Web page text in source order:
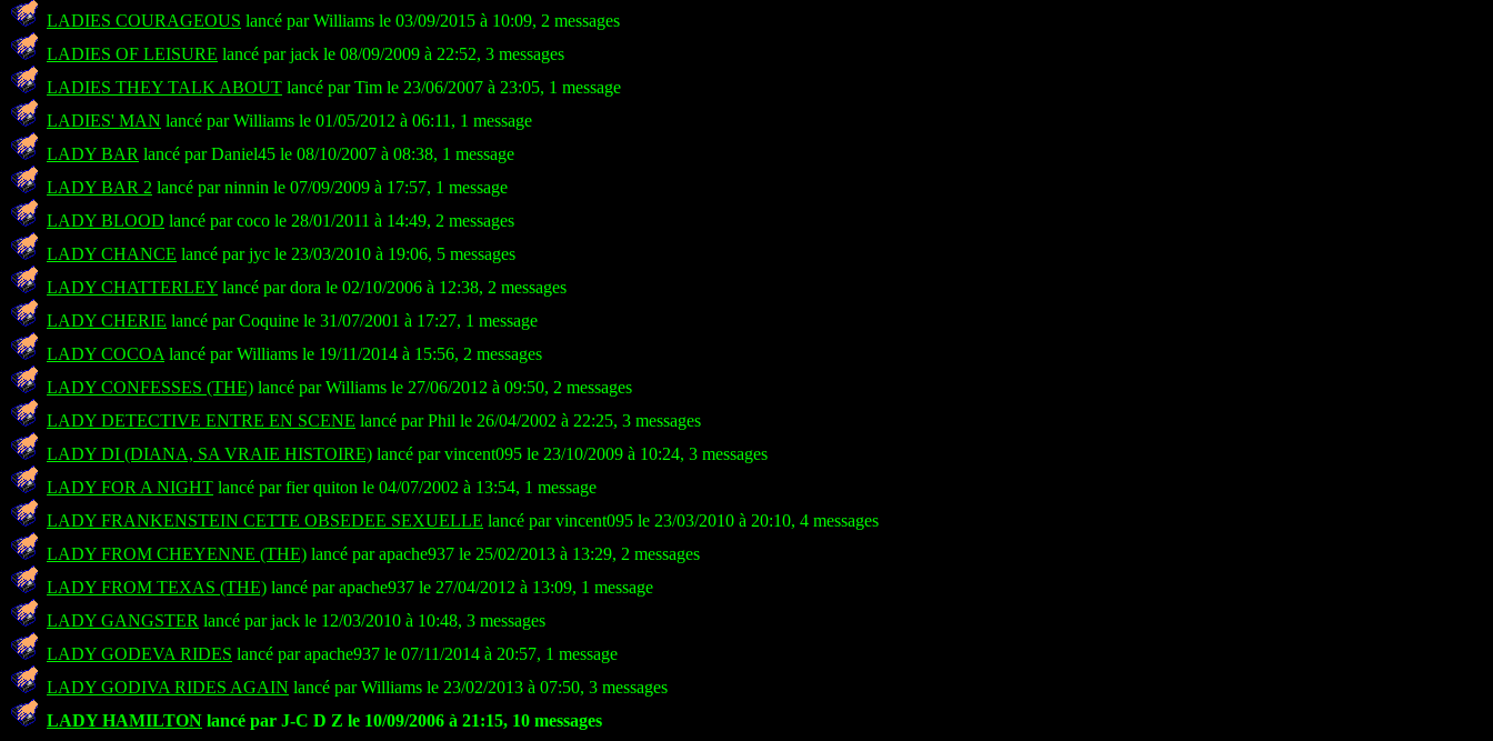
LADIES COURAGEOUS lancé par Williams le 03/09/2015 à 10:09, 2 messages
LADIES OF LEISURE lancé par jack le 08/09/2009 à 22:52, 3 messages
LADIES THEY TALK ABOUT lancé par Tim le 23/06/2007 à 23:05, 1 message
LADIES' MAN lancé par Williams le 01/05/2012 à 06:11, 1 message
LADY BAR lancé par Daniel45 le 08/10/2007 à 08:38, 1 message
LADY BAR 2 lancé par ninnin le 07/09/2009 à 17:57, 1 message
LADY BLOOD lancé par coco le 28/01/2011 à 14:49, 2 messages
LADY CHANCE lancé par jyc le 23/03/2010 à 19:06, 5 messages
LADY CHATTERLEY lancé par dora le 02/10/2006 à 12:38, 2 messages
LADY CHERIE lancé par Coquine le 31/07/2001 à 17:27, 1 message
LADY COCOA lancé par Williams le 19/11/2014 à 15:56, 2 messages
LADY CONFESSES (THE) lancé par Williams le 27/06/2012 à 09:50, 2 messages
LADY DETECTIVE ENTRE EN SCENE lancé par Phil le 26/04/2002 à 22:25, 3 messages
LADY DI (DIANA, SA VRAIE HISTOIRE) lancé par vincent095 le 23/10/2009 à 10:24, 3 messages
LADY FOR A NIGHT lancé par fier quiton le 04/07/2002 à 13:54, 1 message
LADY FRANKENSTEIN CETTE OBSEDEE SEXUELLE lancé par vincent095 le 23/03/2010 à 20:10, 4 messages
LADY FROM CHEYENNE (THE) lancé par apache937 le 25/02/2013 à 13:29, 2 messages
LADY FROM TEXAS (THE) lancé par apache937 le 27/04/2012 à 13:09, 1 message
LADY GANGSTER lancé par jack le 12/03/2010 à 10:48, 3 messages
LADY GODEVA RIDES lancé par apache937 le 07/11/2014 à 20:57, 1 message
LADY GODIVA RIDES AGAIN lancé par Williams le 23/02/2013 à 07:50, 3 messages
LADY HAMILTON lancé par J-C D Z le 10/09/2006 à 21:15, 10 messages